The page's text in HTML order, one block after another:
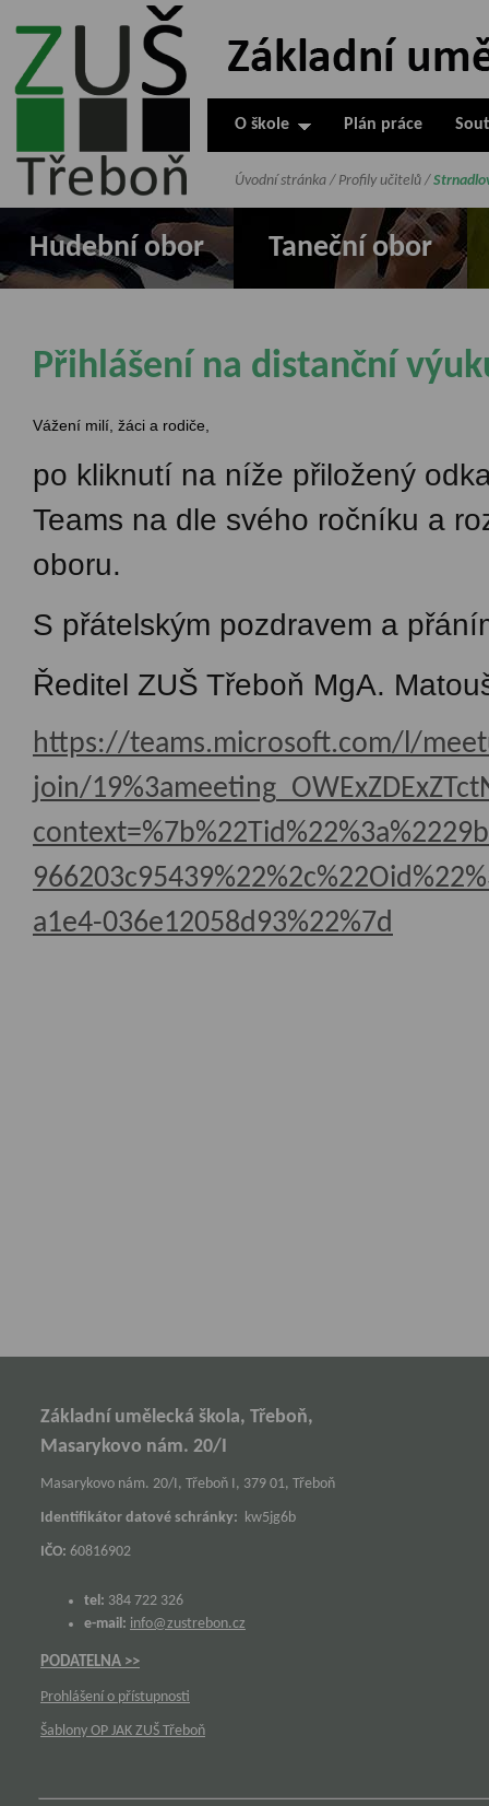
ZUŠ Třeboň -
Základní
umělecká škola
O škole Plán práce
Hudební obor Taneční obor
Úvodní stránka / Profily učitelů /
Přihlášení na distanční
Vážení milí, žáci a rodiče,
po kliknutí na níže přiložený
Teams na dle svého ročníku a
oboru.
S přátelským pozdravem a
Ředitel ZUŠ Třeboň MgA.
https://teams.microsoft.com/l/
join/
a1e4-036e12058d93%22%7d
Základní umělecká škola, Třeboň,
Masarykovo nám. 20/I
Masarykovo nám. 20/I, Třeboň I, 379 01, Třeboň
Identifikátor datové schránky: kw5jg6b
IČO: 60816902
tel: 384 722 326
e-mail: info@zustrebon.cz
PODATELNA >>
Prohlášení o přístupnosti
Šablony OP JAK ZUŠ Třeboň